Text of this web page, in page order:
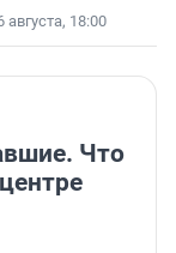
августа, 18:00
Что